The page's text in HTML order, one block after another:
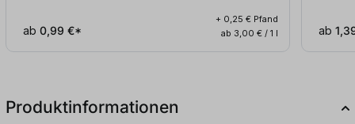
ab 0,99 €*
+ 0,25 € Pfand
ab 3,00 € / 1 l
ab
Produktinformationen